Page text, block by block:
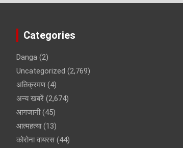
Categories
Danga (2)
Uncategorized (2,769)
अतिक्रमण(4)
अन्य खबरें (2,674)
आगजानी(45)
आत्महत्या(13)
कोरोना वायरस (44)